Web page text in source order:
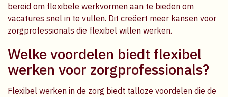
bereid om flexibele werkvormen aan te bieden om
vacatures snel in te vullen. Dit creëert meer kansen voor
zorgprofessionals die flexibel willen werken.
Welke voordelen biedt flexibel
werken voor zorgprofessionals?
Flexibel werken in de zorg biedt talloze voordelen die de